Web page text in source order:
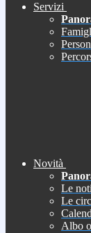
Servizi
Novità
Le
Le
Albo